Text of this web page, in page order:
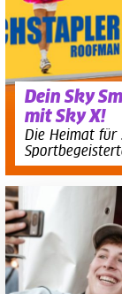
Dein Sky
mit Sky X!
Die Heimat für